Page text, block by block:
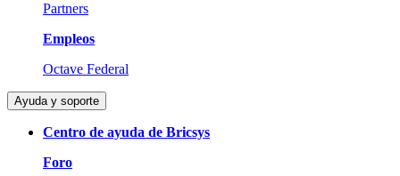
Partners
Empleos
Octave Federal
Ayuda y soporte
Centro de ayuda de Bricsys
Foro